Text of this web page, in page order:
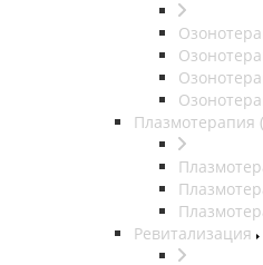
Плазмотерапия
Ревитализация